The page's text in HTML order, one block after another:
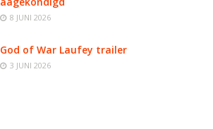
8 JUNI 2026
God of War Laufey trailer
3 JUNI 2026